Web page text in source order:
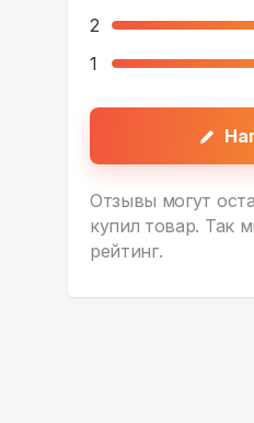
2
1
Отзывы могут
купил товар. Так
рейтинг.